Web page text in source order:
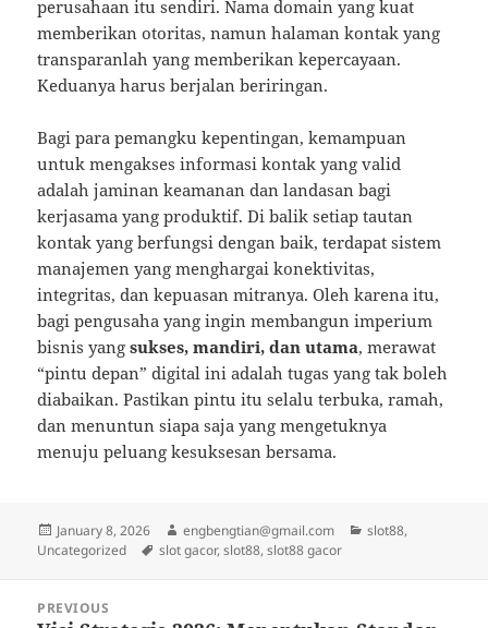
perusahaan itu sendiri. Nama domain yang kuat
memberikan otoritas, namun halaman kontak yang
transparanlah yang memberikan kepercayaan.
Keduanya harus berjalan beriringan.
Bagi para pemangku kepentingan, kemampuan
untuk mengakses informasi kontak yang valid
adalah jaminan keamanan dan landasan bagi
kerjasama yang produktif. Di balik setiap tautan
kontak yang berfungsi dengan baik, terdapat sistem
manajemen yang menghargai konektivitas,
integritas, dan kepuasan mitranya. Oleh karena itu,
bagi pengusaha yang ingin membangun imperium
bisnis yangsukses, mandiri, dan utama, merawat
“pintu depan” digital ini adalah tugas yang tak boleh
diabaikan. Pastikan pintu itu selalu terbuka, ramah,
dan menuntun siapa saja yang mengetuknya
menuju peluang kesuksesan bersama.
Posted
on
January 8, 2026 Author
engbengtian@gmail.com Categories
slot88,
Uncategorized
Tags
slot gacor,slot88,slot88 gacor
navigation
PREVIOUS